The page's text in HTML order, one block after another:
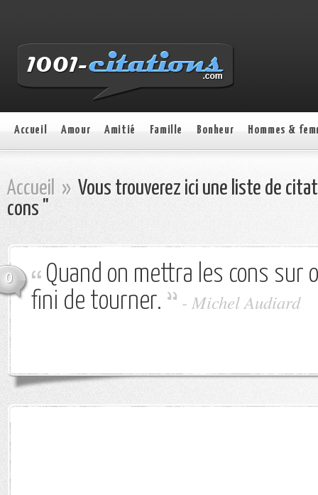
Accueil Amour Amitié Famille Bonheur Hommes &
Accueil » Vous trouverez ici une liste de
cons "
0
Quand on mettra les cons sur
fini de tourner.
- Michel Audiard